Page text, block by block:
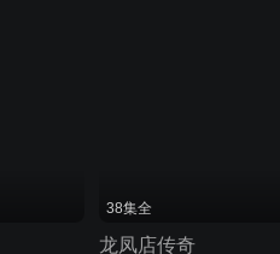
38集全
龙凤店传奇